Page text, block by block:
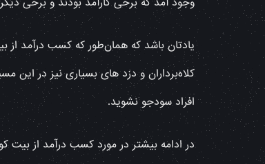
یادتان باشد که همان‌طور که کسب درآمد از
کلاه‌برداران و دزد های بسیاری نیز در این
افراد سودجو نشوید.
در ادامه بیشتر در مورد کسب درآمد از بیت